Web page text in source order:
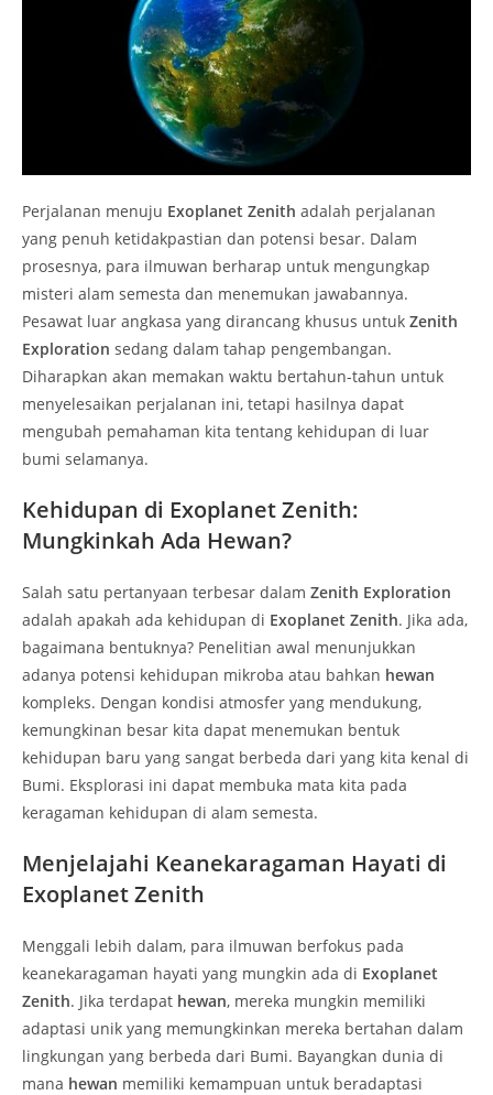
Perjalanan menuju Exoplanet Zenith adalah perjalanan
yang penuh ketidakpastian dan potensi besar. Dalam
prosesnya, para ilmuwan berharap untuk mengungkap
misteri alam semesta dan menemukan jawabannya.
Pesawat luar angkasa yang dirancang khusus untuk Zenith
Exploration sedang dalam tahap pengembangan.
Diharapkan akan memakan waktu bertahun-tahun untuk
menyelesaikan perjalanan ini, tetapi hasilnya dapat
mengubah pemahaman kita tentang kehidupan di luar
bumi selamanya.
Kehidupan di Exoplanet Zenith:
Mungkinkah Ada Hewan?
Salah satu pertanyaan terbesar dalam Zenith Exploration
adalah apakah ada kehidupan di Exoplanet Zenith. Jika ada,
bagaimana bentuknya? Penelitian awal menunjukkan
adanya potensi kehidupan mikroba atau bahkan hewan
kompleks. Dengan kondisi atmosfer yang mendukung,
kemungkinan besar kita dapat menemukan bentuk
kehidupan baru yang sangat berbeda dari yang kita kenal di
Bumi. Eksplorasi ini dapat membuka mata kita pada
keragaman kehidupan di alam semesta.
Menjelajahi Keanekaragaman Hayati di
Exoplanet Zenith
Menggali lebih dalam, para ilmuwan berfokus pada
keanekaragaman hayati yang mungkin ada di Exoplanet
Zenith. Jika terdapat hewan, mereka mungkin memiliki
adaptasi unik yang memungkinkan mereka bertahan dalam
lingkungan yang berbeda dari Bumi. Bayangkan dunia di
mana hewan memiliki kemampuan untuk beradaptasi